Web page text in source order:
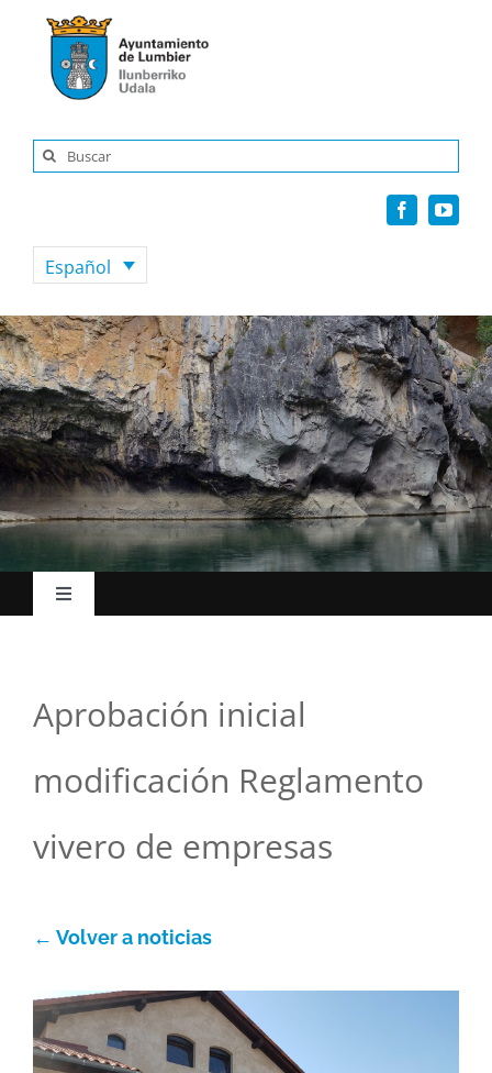
Saltar
contenido
Buscar:
Español
Toggle
El Ayuntamiento
Esc. Música
Turismo
Actividad económica
Aprobación inicial
modificación Reglamento
vivero de empresas
← Volver a noticias